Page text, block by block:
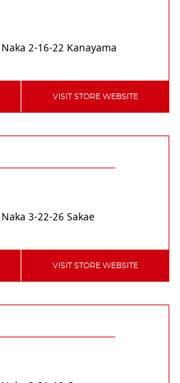
Naka 2-16-22 Kanayama
VISIT STORE WEBSITE
Naka 3-22-26 Sakae
VISIT STORE WEBSITE